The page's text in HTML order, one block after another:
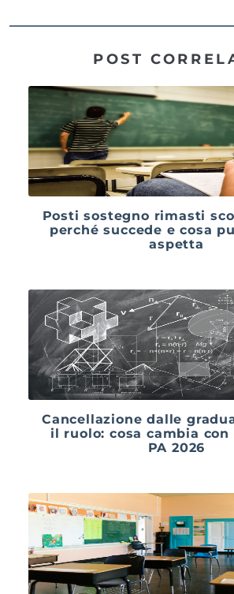
POST
Posti sostegno rimasti
perché succede e cosa
aspetta
Cancellazione dalle
il ruolo: cosa cambia
PA 2026